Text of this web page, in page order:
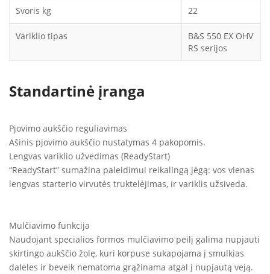
Svoris kg 22
Variklio tipas
B&S 550 EX OHV
RS serijos
Standartinė įranga
Pjovimo aukščio reguliavimas
Ašinis pjovimo aukščio nustatymas 4 pakopomis.
Lengvas variklio užvedimas (ReadyStart)
“ReadyStart” sumažina paleidimui reikalingą jėgą: vos vienas
lengvas starterio virvutės truktelėjimas, ir variklis užsiveda.
Mulčiavimo funkcija
Naudojant specialios formos mulčiavimo peilį galima nupjauti
skirtingo aukščio žolę, kuri korpuse sukapojama į smulkias
daleles ir beveik nematoma grąžinama atgal į nupjautą veją.